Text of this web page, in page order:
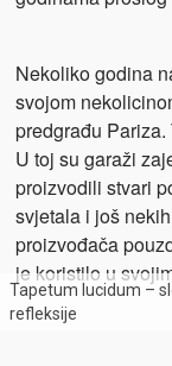
Nekoliko godina
svojom
predgrađu
U toj su garaži
proizvodili stvari
svjetala i još
proizvođača
je koristilo u
Tapetum lucidum –
refleksije